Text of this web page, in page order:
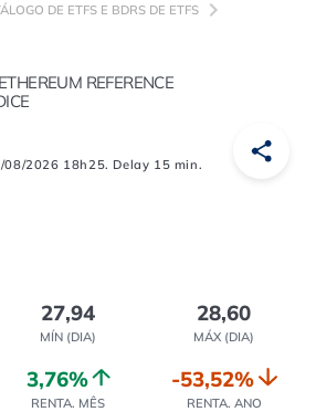
DE ETFS E BDRS DE ETFS
REFERENCE
2026 18h25. Delay 15 min.
27,94
MÍN (DIA)
28,60
MÁX (DIA)
3,76%
RENTA. MÊS
-53,52%
RENTA. ANO